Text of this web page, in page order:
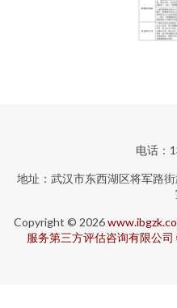
电话：
地址：武汉市东西湖区将军路
Copyright © 2026
服务第三方评估咨询有限公司